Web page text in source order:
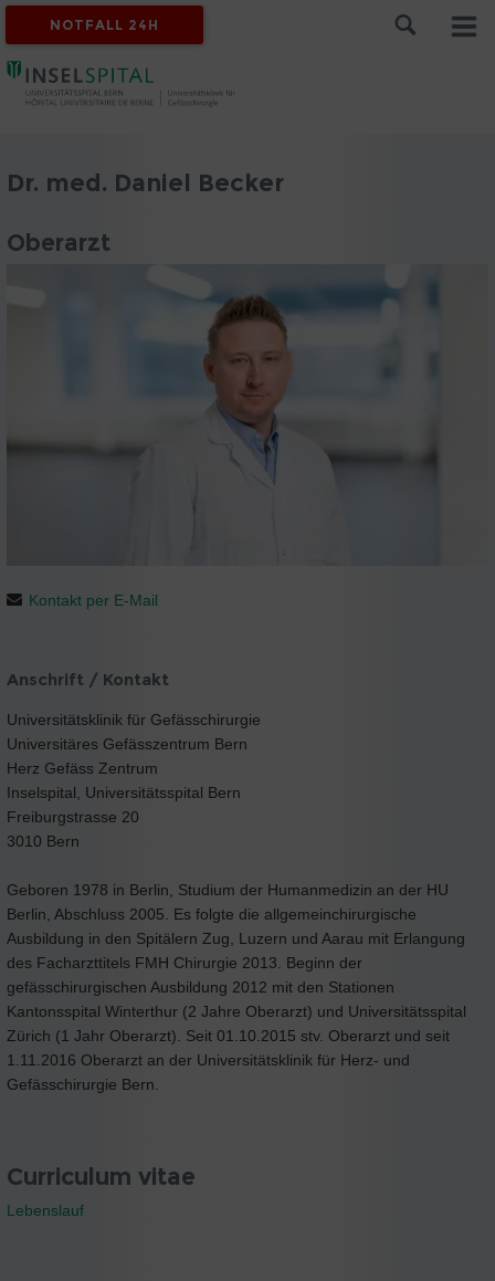
NOTFALL 24H
Dr. med. Daniel Becker
Oberarzt
Kontakt per E-Mail
Anschrift / Kontakt
Universitätsklinik für Gefässchirurgie
Universitäres Gefässzentrum Bern
Herz Gefäss Zentrum
Inselspital, Universitätsspital Bern
Freiburgstrasse 20
3010 Bern
Geboren 1978 in Berlin, Studium der Humanmedizin an der HU
Berlin, Abschluss 2005. Es folgte die allgemeinchirurgische
Ausbildung in den Spitälern Zug, Luzern und Aarau mit Erlangung
des Facharzttitels FMH Chirurgie 2013. Beginn der
gefässchirurgischen Ausbildung 2012 mit den Stationen
Kantonsspital Winterthur (2 Jahre Oberarzt) und Universitätsspital
Zürich (1 Jahr Oberarzt). Seit 01.10.2015 stv. Oberarzt und seit
1.11.2016 Oberarzt an der Universitätsklinik für Herz- und
Gefässchirurgie Bern.
Curriculum vitae
Lebenslauf